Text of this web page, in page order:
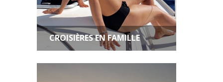
CROISIÈRES EN FAMILLE